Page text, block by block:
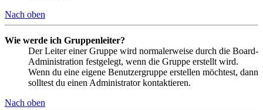
Nach oben
Wie werde ich Gruppenleiter?
Der Leiter einer Gruppe wird normalerweise durch die Board-
Administration festgelegt, wenn die Gruppe erstellt wird.
Wenn du eine eigene Benutzergruppe erstellen möchtest, dann
solltest du einen Administrator kontaktieren.
Nach oben